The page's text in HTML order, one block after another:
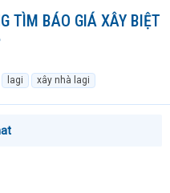
TÌM BÁO GIÁ XÂY BIỆT
lagi xây nhà lagi